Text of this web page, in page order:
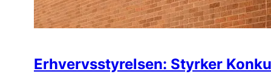
Erhvervsstyrelsen: Styrker